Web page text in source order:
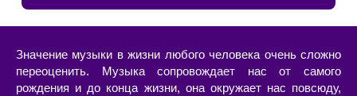
Значение музыки в жизни любого человека очень сложно
переоценить. Музыка сопровождает нас от самого
рождения и до конца жизни, она окружает нас повсюду,